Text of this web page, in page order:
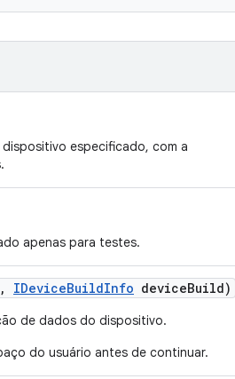
especificado, com a
apenas para testes.
, IDeviceBuildInfo deviceBuild)
de dados do dispositivo.
do usuário antes de continuar.